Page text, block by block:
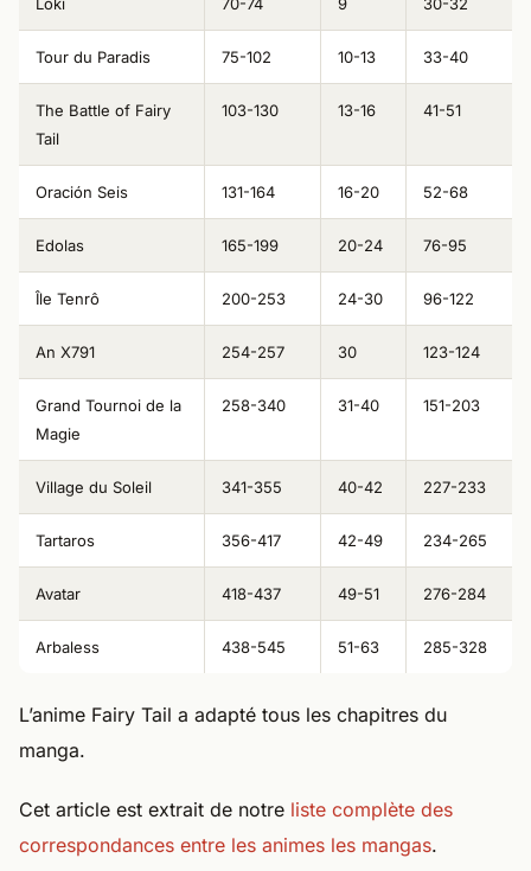
Tour du Paradis 75-102 10-13 33-40
The Battle of Fairy
Tail
103-130 13-16 41-51
Oración Seis 131-164 16-20 52-68
Edolas 165-199 20-24 76-95
Île Tenrô 200-253 24-30 96-122
An X791 254-257 30 123-124
Grand Tournoi de la
Magie
258-340 31-40 151-203
Village du Soleil 341-355 40-42 227-233
Tartaros 356-417 42-49 234-265
Avatar 418-437 49-51 276-284
Arbaless 438-545 51-63 285-328
L’anime Fairy Tail a adapté tous les chapitres du
manga.
Cet article est extrait de notre liste complète des
correspondances entre les animes les mangas.